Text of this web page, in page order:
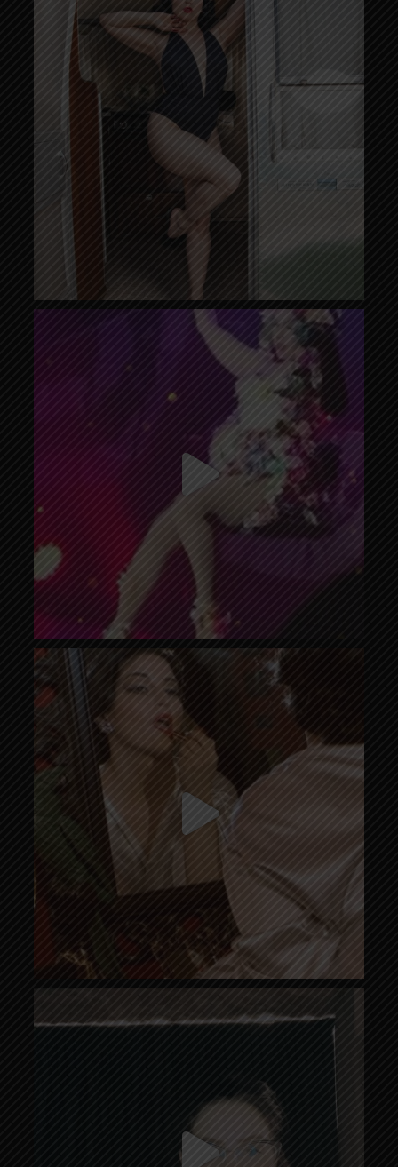
fragranza – il suo parfum – dal potere
fortemente inebriante, di una striptease
candle e di una linea personalizzata di calze,
lingerie e abiti anni 40-50 per far sentire ogni
donna una vera “Femme fatale”.